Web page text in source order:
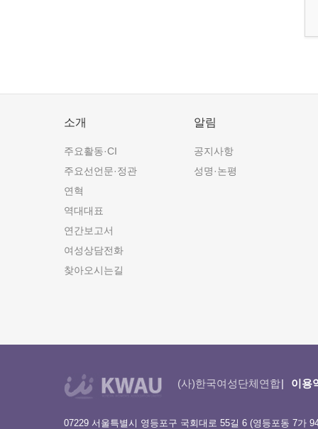
소개
주요활동·CI
주요선언문·정관
연혁
역대대표
연간보고서
여성상담전화
찾아오시는길
알림
공지사항
성명·논평
(사)한국여성단체연합 이용
07229 서울특별시 영등포구 국회대로 55길 6 (영등포동 7가